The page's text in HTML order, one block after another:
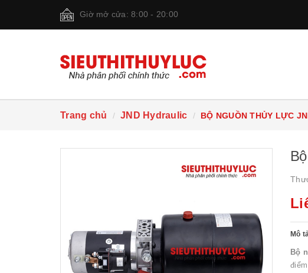
Giờ mở cửa: 8:00 - 20:00
Trang chủ JND Hydraulic BỘ NGUỒN THỦY LỰC
Mô
Bộ